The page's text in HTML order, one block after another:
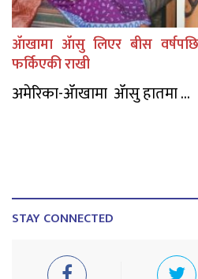
ॲाखामा ॲासु लिएर बीस
फर्किएकी राखी
अमेरिका-ॲाखामा ॲासु हातमा ...
STAY CONNECTED